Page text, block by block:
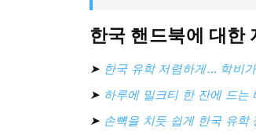
한국 핸드북에 대한
➤ 한국 유학 저렴하게… 학비
➤ 하루에 밀크티 한 잔에 드
➤ 손뼉을 치듯 쉽게 한국 유학